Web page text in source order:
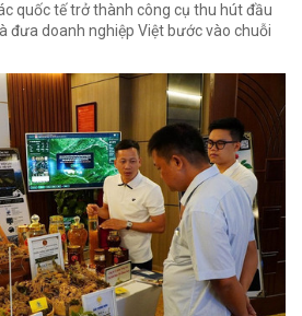
quốc tế trở thành công cụ thu hút đầu
đưa doanh nghiệp Việt bước vào chuỗi